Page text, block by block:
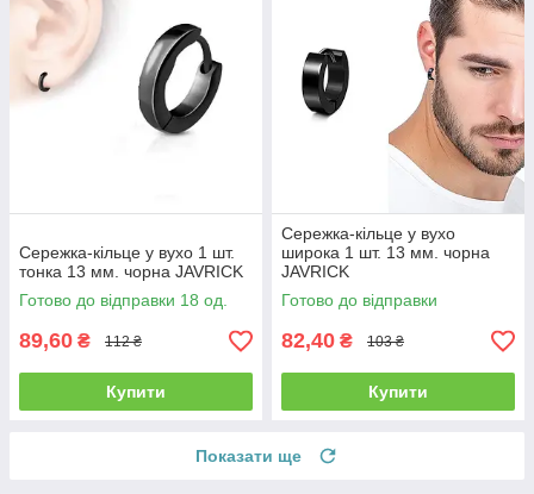
Сережка-кільце у вухо 1 шт.
тонка 13 мм. чорна JAVRICK
Готово до відправки 18 од.
89,60 ₴ 112 ₴
Купити
Сережка-кільце у вухо
широка 1 шт. 13 мм. чорна
JAVRICK
Готово до відправки
82,40 ₴ 103 ₴
Купити
Показати ще